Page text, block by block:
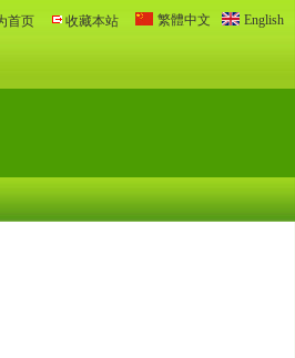
繁體中文 English
首页 收藏本站